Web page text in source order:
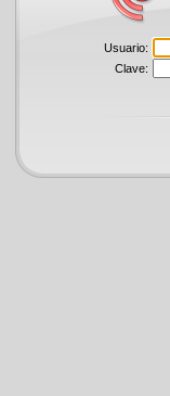
Usuario:
Clave: